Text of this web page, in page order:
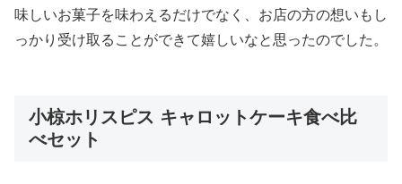
味しいお菓子を味わえるだけでなく、お店の方の想いもし
っかり受け取ることができて嬉しいなと思ったのでした。
小椋ホリスピス キャロットケーキ食べ比
べセット